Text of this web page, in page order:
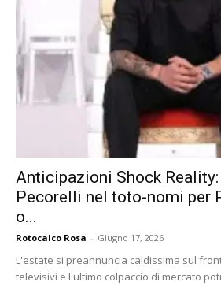
Anticipazioni Shock
Pecorelli nel toto-nomi per
o...
Rotocalco Rosa - Giugno 17, 2026
L'estate si preannuncia caldissima sul
televisivi e l'ultimo colpaccio di mercato